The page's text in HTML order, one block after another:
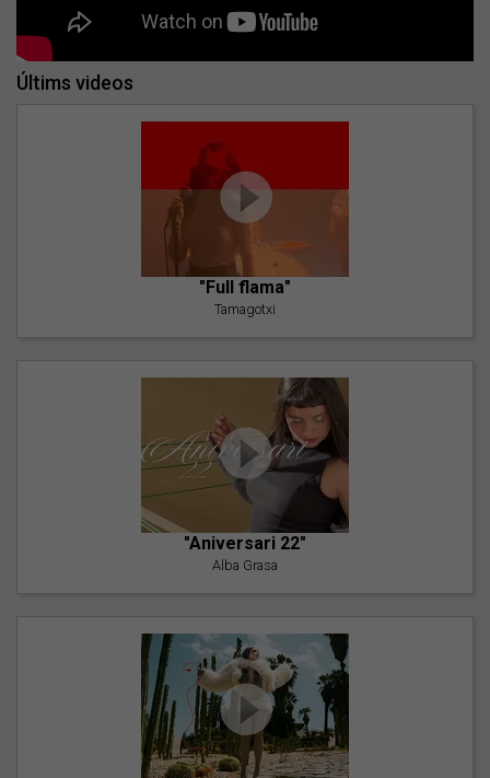
Últims videos
"Full flama"
Tamagotxi
"Aniversari 22"
Alba Grasa